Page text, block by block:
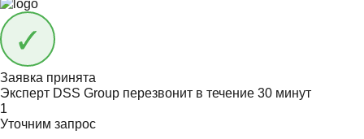
Заявка принята
Эксперт DSS Group перезвонит в течение 30 минут
1
Уточним запрос